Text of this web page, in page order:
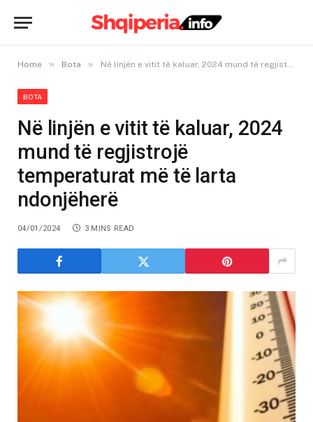
Home » Bota » Në linjën e vitit të kaluar, 2024 mund të regjistrojë temperaturat më të larta ndonjëherë
BOTA
Në linjën e vitit të kaluar, 2024
mund të regjistrojë
temperaturat më të larta
ndonjëherë
04/01/2024 3 MINS READ